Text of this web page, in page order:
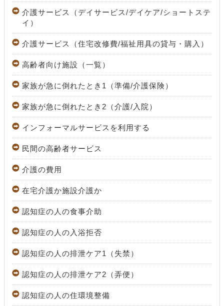
介護サービス（デイサービス/デイケア/ショートステ
イ）
介護サービス（住宅改修費/福祉用具の貸与・購入）
高齢者向け施設（一覧）
家族が急に倒れたとき1（準備/介護保険）
家族が急に倒れたとき2（介護/入院）
インフォーマルサービスを利用する
民間の高齢者サービス
介護の費用
在宅介護か施設介護か
認知症の人の食事介助
認知症の人の入浴拒否
認知症の人の排泄ケア1（失禁）
認知症の人の排泄ケア2（弄便）
認知症の人の住環境整備